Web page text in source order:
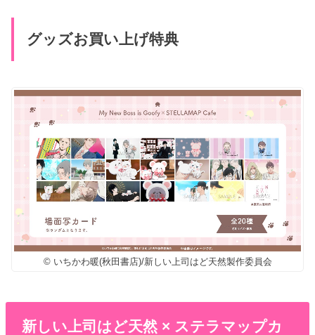
グッズお買い上げ特典
© いちかわ暖(秋田書店)/新しい上司はど天然製作委員会
新しい上司はど天然 × ステラマップカ